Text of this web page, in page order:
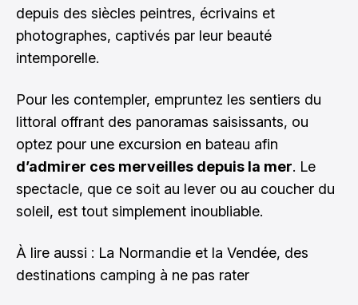
depuis des siècles peintres, écrivains et
photographes, captivés par leur beauté
intemporelle.
Pour les contempler, empruntez les sentiers du
littoral offrant des panoramas saisissants, ou
optez pour une excursion en bateau afin
d’admirer ces merveilles depuis la mer. Le
spectacle, que ce soit au lever ou au coucher du
soleil, est tout simplement inoubliable.
À lire aussi : La Normandie et la Vendée, des
destinations camping à ne pas rater